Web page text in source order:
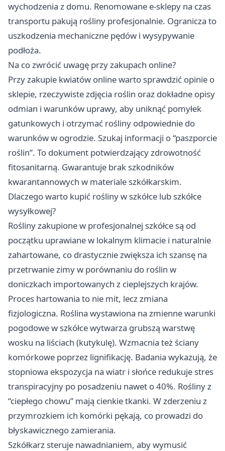
wychodzenia z domu. Renomowane e-sklepy na czas
transportu pakują rośliny profesjonalnie. Ogranicza to
uszkodzenia mechaniczne pędów i wysypywanie
podłoża.
Na co zwrócić uwagę przy zakupach online?
Przy zakupie kwiatów online warto sprawdzić opinie o
sklepie, rzeczywiste zdjęcia roślin oraz dokładne opisy
odmian i warunków uprawy, aby uniknąć pomyłek
gatunkowych i otrzymać rośliny odpowiednie do
warunków w ogrodzie. Szukaj informacji o “paszporcie
roślin”. To dokument potwierdzający zdrowotność
fitosanitarną. Gwarantuje brak szkodników
kwarantannowych w materiale szkółkarskim.
Dlaczego warto kupić rośliny w szkółce lub szkółce
wysyłkowej?
Rośliny zakupione w profesjonalnej szkółce są od
początku uprawiane w lokalnym klimacie i naturalnie
zahartowane, co drastycznie zwiększa ich szansę na
przetrwanie zimy w porównaniu do roślin w
doniczkach importowanych z cieplejszych krajów.
Proces hartowania to nie mit, lecz zmiana
fizjologiczna. Roślina wystawiona na zmienne warunki
pogodowe w szkółce wytwarza grubszą warstwę
wosku na liściach (kutykulę). Wzmacnia też ściany
komórkowe poprzez lignifikację. Badania wykazują, że
stopniowa ekspozycja na wiatr i słońce redukuje stres
transpiracyjny po posadzeniu nawet o 40%. Rośliny z
“ciepłego chowu” mają cienkie tkanki. W zderzeniu z
przymrozkiem ich komórki pękają, co prowadzi do
błyskawicznego zamierania.​
Szkółkarz steruje nawadnianiem, aby wymusić